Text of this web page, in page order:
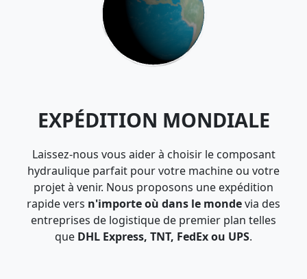
EXPÉDITION MONDIALE
Laissez-nous vous aider à choisir le composant
hydraulique parfait pour votre machine ou votre
projet à venir. Nous proposons une expédition
rapide vers n'importe où dans le mondevia des
entreprises de logistique de premier plan telles
que DHL Express, TNT, FedEx ou UPS.